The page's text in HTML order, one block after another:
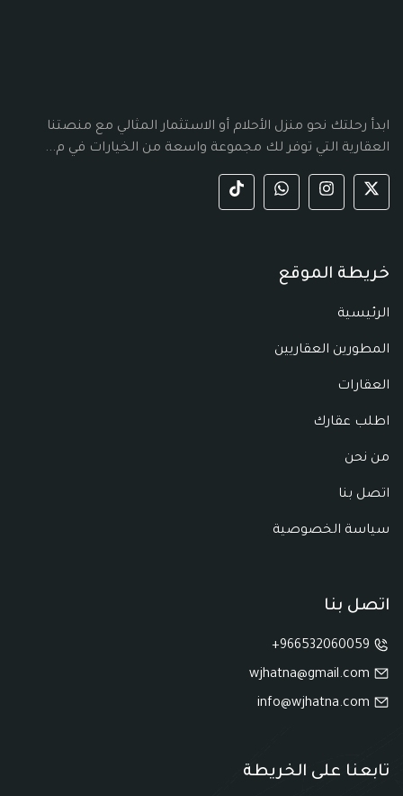
ابدأ رحلتك نحو منزل الأحلام أو الاستثمار المثالي مع منصتنا
العقارية التي توفر لك مجموعة واسعة من الخيارات في م...
خريطة الموقع
الرئيسية
المطورين العقاريين
العقارات
اطلب عقارك
من نحن
اتصل بنا
سياسة الخصوصية
اتصل بنا
تابعنا على الخريطة